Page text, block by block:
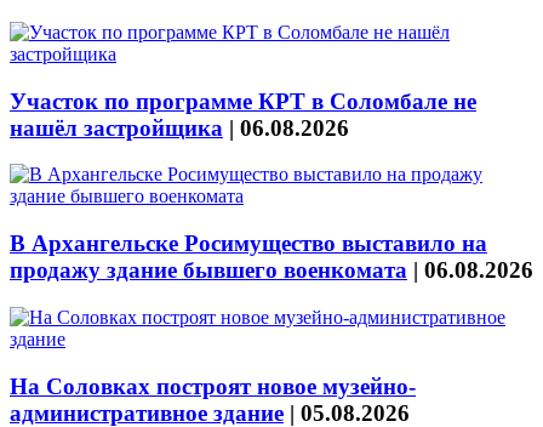
Участок по программе КРТ в Соломбале не
нашёл застройщика | 06.08.2026
В Архангельске Росимущество выставило на
продажу здание бывшего военкомата | 06.08.2026
На Соловках построят новое музейно-
административное здание | 05.08.2026